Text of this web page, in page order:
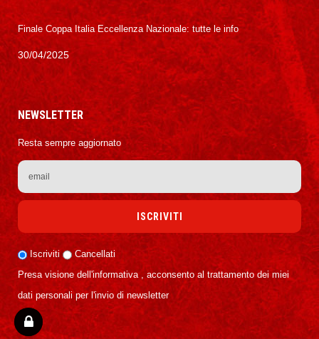
Finale Coppa Italia Eccellenza Nazionale: tutte le info
30/04/2025
NEWSLETTER
Resta sempre aggiornato
Iscriviti
Cancellati
Presa visione dell'informativa , acconsento al trattamento dei miei
dati personali per l'invio di newsletter